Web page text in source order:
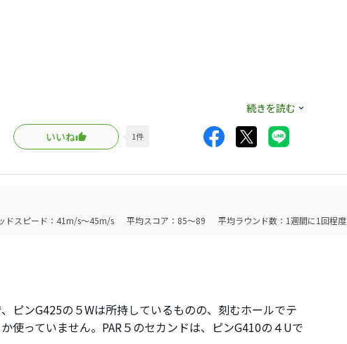
点だけ
当にありがたい
続きを読む
いいね 1件
ドスピード：41m/s～45m/s 平均スコア：85～89
平均ラウンド数：1週間に1回程度
ピンG425の５Wは所持しているものの、刻むホールでテ
使っていません。PAR５のセカンドは、ピンG410の４Uで